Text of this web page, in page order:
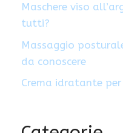
Maschere viso
tutti?
Massaggio
da conoscere
Crema idratante